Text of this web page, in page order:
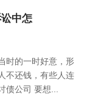
中怎
时的一时好意，形
不还钱，有些人连
债公司 要想...